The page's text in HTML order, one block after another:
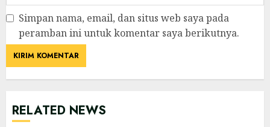
Simpan nama, email, dan situs web saya pada
peramban ini untuk komentar saya berikutnya.
RELATED NEWS